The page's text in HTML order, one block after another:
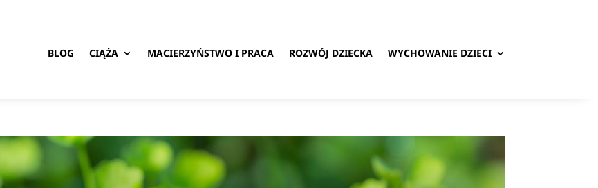
BLOG CIĄŻA MACIERZYŃSTWO I PRACA ROZWÓJ DZIECKA WYCHOWANIE DZIECI